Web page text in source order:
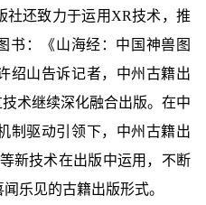
社还致力于运用XR技术，推
书：《山海经：中国神兽图
绍山告诉记者，中州古籍出
术继续深化融合出版。在中
制驱动引领下，中州古籍出
新技术在出版中运用，不断
乐见的古籍出版形式。